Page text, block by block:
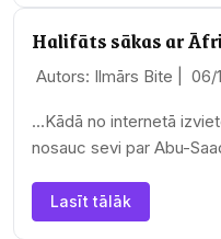
Halifāts sākas ar
Autors: Ilmārs Bite | 06/
...Kādā no internetā
nosauc sevi par Abu-
Lasīt tālāk